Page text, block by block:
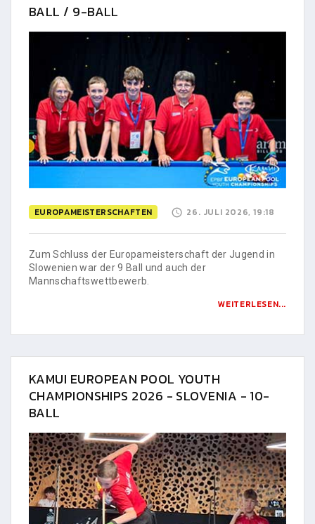
BALL / 9-BALL
EUROPAMEISTERSCHAFTEN 26. JULI 2026, 19:18
Zum Schluss der Europameisterschaft der Jugend in
Slowenien war der 9 Ball und auch der
Mannschaftswettbewerb.
WEITERLESEN...
KAMUI EUROPEAN POOL YOUTH
CHAMPIONSHIPS 2026 - SLOVENIA - 10-
BALL